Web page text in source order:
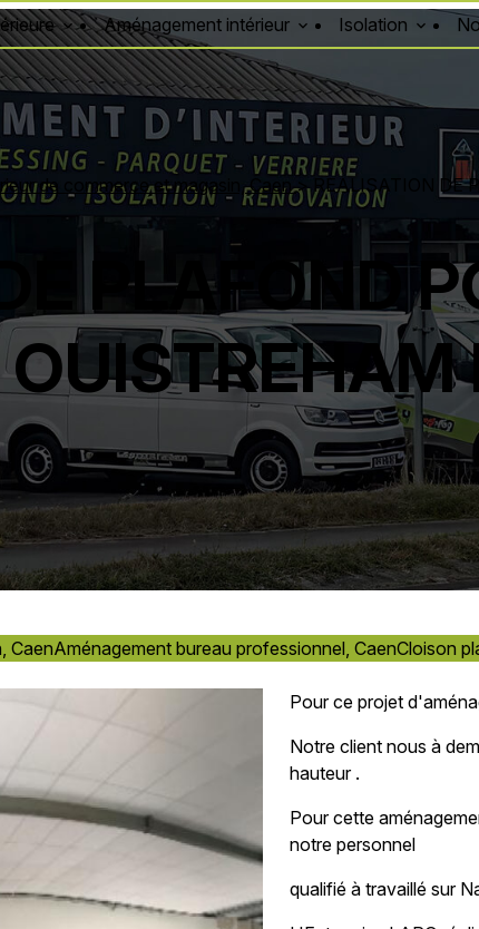
Aménagement intérieur Isolation
de commerce et magasin, Caen> REALISATION DE
PLAFOND
CaenAménagement bureau professionnel, CaenCloison
Pour ce projet
Notre client nous à
hauteur .
Pour cette
notre personnel
qualifié à travaillé sur